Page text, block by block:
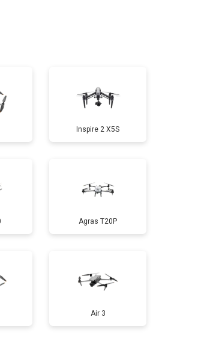
Заказать
Заказать
Заказать
Заказать
Inspire 2 X5S
Agras T20P
Air 3